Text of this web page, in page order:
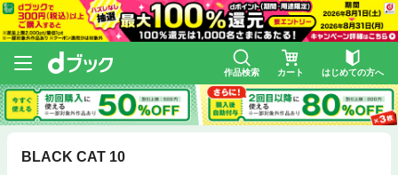
作品検索 カート はじめての方へ
BLACK CAT 10